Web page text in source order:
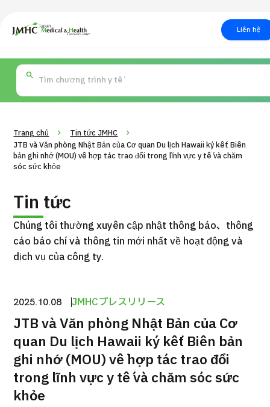
Trung tâm Du lịch Y tế & Sức khỏe Nhật Bản (JMHC) Liên hệ
Về Japan Medical
Tìm theo
bộ phận /
Tìm theo xét nghiệm /
phương pháp /cách
học
PICK UP PROGRAM
治療 治療
2026.01.12
Trang chủ
Tin tức JMHC
JTB và Văn phòng Nhật Bản của Cơ quan Du lịch Hawaii ký kết Biên
bản ghi nhớ (MOU) về hợp tác trao đổi trong lĩnh vực y tế và chăm
sóc sức khỏe
Tin tức
Chúng tôi thường xuyên cập nhật thông báo、thông
cáo báo chí và thông tin mới nhất về hoạt động và
dịch vụ của công ty.
2025.10.08 JMHCプレスリリース
JTB và Văn phòng Nhật Bản của Cơ
quan Du lịch Hawaii ký kết Biên bản
ghi nhớ (MOU) về hợp tác trao đổi
trong lĩnh vực y tế và chăm sóc sức
khỏe